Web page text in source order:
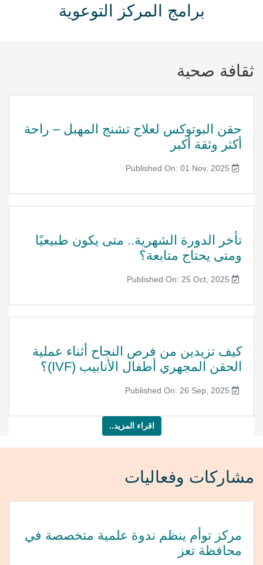
برامج المركز التوعوية
ثقافة صحية
حقن البوتوكس لعلاج تشنج المهبل – راحة
أكثر وثقة أكبر
تأخر الدورة الشهرية.. متى يكون طبيعيًا
ومتى يحتاج متابعة؟
كيف تزيدين من فرص النجاح أثناء عملية
الحقن المجهري أطفال الأنابيب (IVF)؟
اقراء المزيد..
مشاركات وفعاليات
مركز توأم ينظم ندوة علمية متخصصة في
محافظة تعز